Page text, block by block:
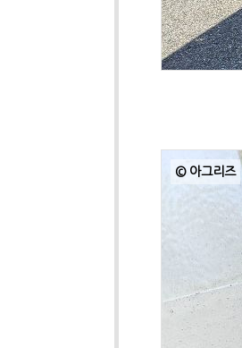
© 아그리즈